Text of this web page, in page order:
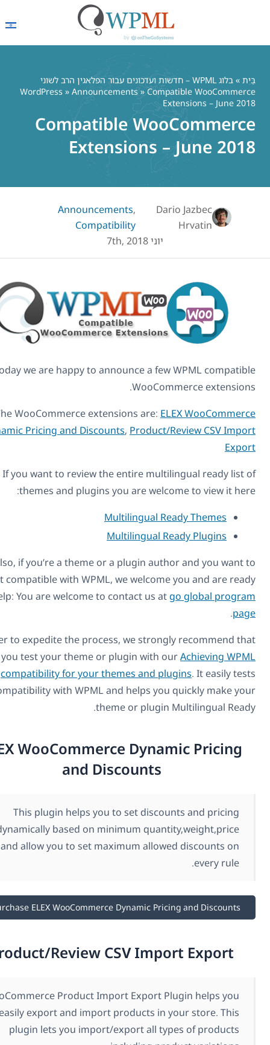
התחבר
בלוג WPML – חדשות ועדכונים עבור הפלאגין הרב לשוני
WordPress»Announcements» Compatible
Extensions – June
Compatible
Extensions – June
Dario Jazbec
Hrvatin
Announcements,
Compatibility
Today we are happy to announce a few WPML
WooCommerce
The WooCommerce extensions are:ELEX
Dynamic Pricing and Discounts,Product/Review CSV
If you want to review the entire multilingual ready
themes and plugins you are welcome to view it
Multilingual Ready Themes
Multilingual Ready Plugins
Also, if you’re a theme or a plugin author and you
make it compatible with WPML, we welcome you and are
to help: You are welcome to contact us atgo global
In order to expedite the process, we strongly
you test your theme or plugin with ourAchieving
compatibility for your themes and plugins. It easily
compatibility with WPML and helps you quickly make
theme or plugin Multilingual
ELEX WooCommerce Dynamic
and Discounts
This plugin helps you to set discounts and
dynamically based on minimum
and allow you to set maximum allowed discounts
every
Purchase ELEX WooCommerce Dynamic Pricing and
Product/Review CSV Import Export
WooCommerce Product Import Export Plugin helps
to easily export and import products in your store.
plugin lets you import/export all types of